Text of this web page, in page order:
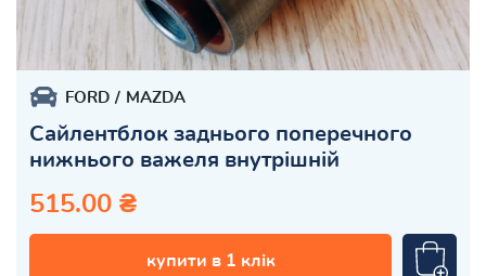
FORD MAZDA
Сайлентблок заднього поперечного
нижнього важеля внутрішній
515.00 ₴
купити в 1 клік